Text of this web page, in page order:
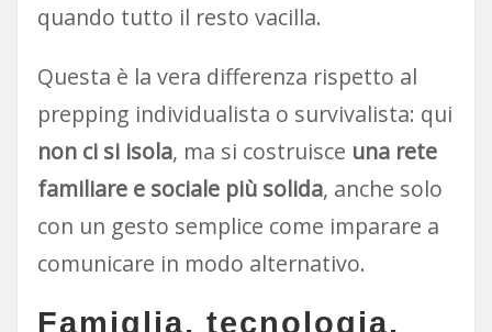
quando tutto il resto vacilla.
Questa è la vera differenza rispetto al
prepping individualista o survivalista: qui
non ci si isola, ma si costruisce una rete
familiare e sociale più solida, anche solo
con un gesto semplice come imparare a
comunicare in modo alternativo.
Famiglia, tecnologia,